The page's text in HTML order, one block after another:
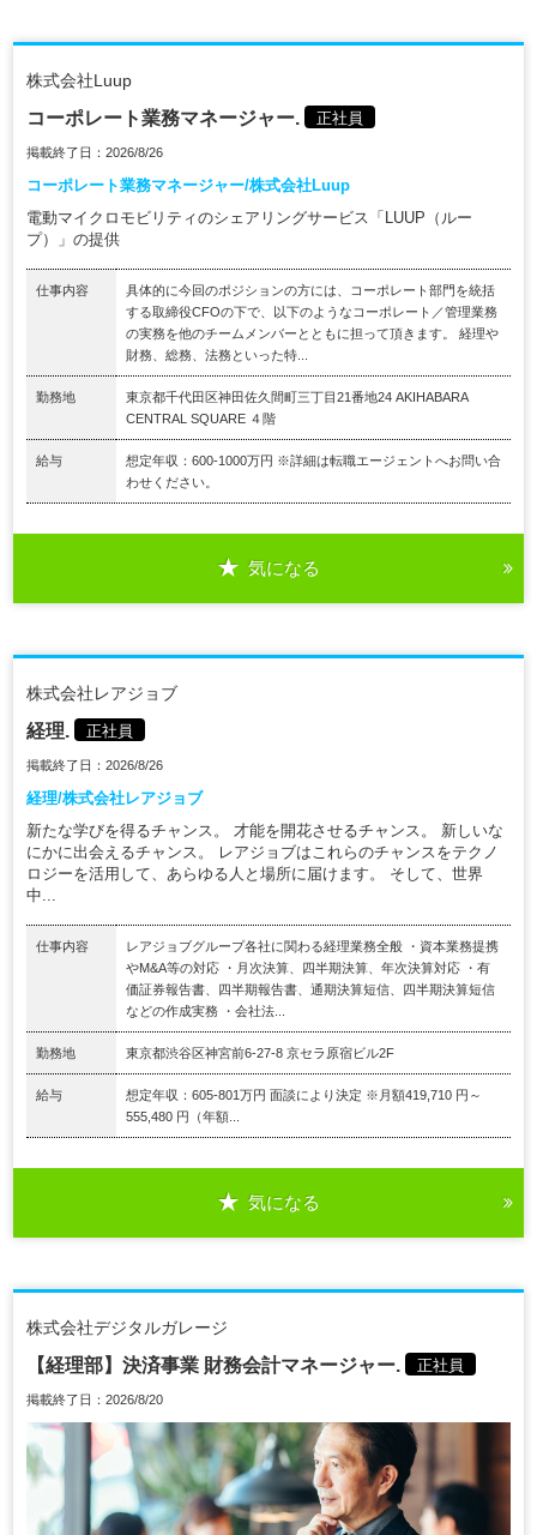
株式会社Luup
コーポレート業務マネージャー. 正社員
掲載終了日：2026/8/26
コーポレート業務マネージャー/株式会社Luup
電動マイクロモビリティのシェアリングサービス「LUUP（ルー
プ）」の提供
仕事内容
具体的に今回のポジションの方には、コーポレート部門を統括
する取締役CFOの下で、以下のようなコーポレート／管理業務
の実務を他のチームメンバーとともに担って頂きます。 経理や
財務、総務、法務といった特...
勤務地
東京都千代田区神田佐久間町三丁目21番地24 AKIHABARA
CENTRAL SQUARE ４階
給与
想定年収：600-1000万円 ※詳細は転職エージェントへお問い合
わせください。
気になる
株式会社レアジョブ
経理. 正社員
掲載終了日：2026/8/26
経理/株式会社レアジョブ
新たな学びを得るチャンス。 才能を開花させるチャンス。 新しいな
にかに出会えるチャンス。 レアジョブはこれらのチャンスをテクノ
ロジーを活用して、あらゆる人と場所に届けます。 そして、世界
中...
仕事内容
レアジョブグループ各社に関わる経理業務全般 ・資本業務提携
やM&A等の対応 ・月次決算、四半期決算、年次決算対応 ・有
価証券報告書、四半期報告書、通期決算短信、四半期決算短信
などの作成実務 ・会社法...
勤務地 東京都渋谷区神宮前6-27-8 京セラ原宿ビル2F
給与
想定年収：605-801万円 面談により決定 ※月額419,710 円～
555,480 円（年額...
気になる
株式会社デジタルガレージ
【経理部】決済事業 財務会計マネージャー. 正社員
掲載終了日：2026/8/20